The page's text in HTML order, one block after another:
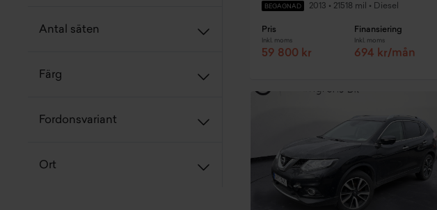
Antal säten
Färg
Fordonsvariant
Ort
BEGAGNAD 2013 • 21518 mil • Diesel
Pris
Inkl. moms
59 800 kr
Finansiering
Inkl. moms
694 kr/mån